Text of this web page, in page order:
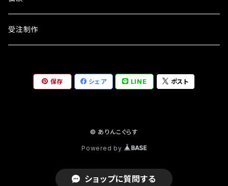
受注制作
保存 シェア LINE ポスト
© ありんこぐらす
Powered by
ショップに質問する